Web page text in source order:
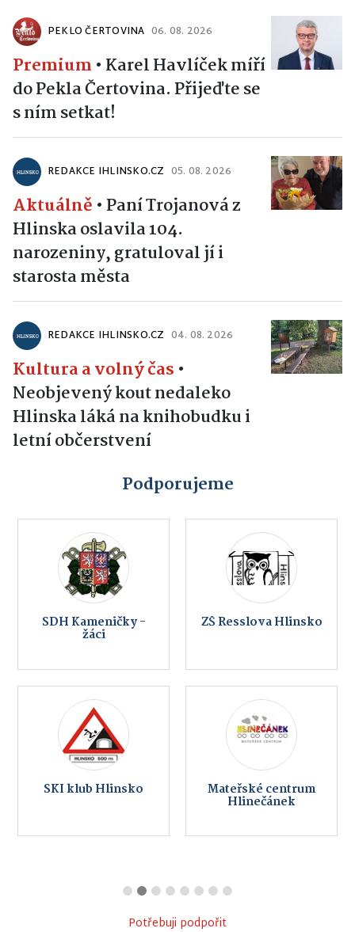
PEKLO ČERTOVINA 06. 08. 2026
Premium • Karel Havlíček míří
do Pekla Čertovina. Přijeďte se
s ním setkat!
REDAKCE IHLINSKO.CZ 05. 08. 2026
Aktuálně • Paní Trojanová z
Hlinska oslavila 104.
narozeniny, gratuloval jí i
starosta města
REDAKCE IHLINSKO.CZ 04. 08. 2026
Kultura a volný čas •
Neobjevený kout nedaleko
Hlinska láká na knihobudku i
letní občerstvení
Podporujeme
SDH Kameničky -
žáci
ZŠ Resslova Hlinsko
SKI klub Hlinsko Mateřské centrum
Hlinečánek
Potřebuji podpořit